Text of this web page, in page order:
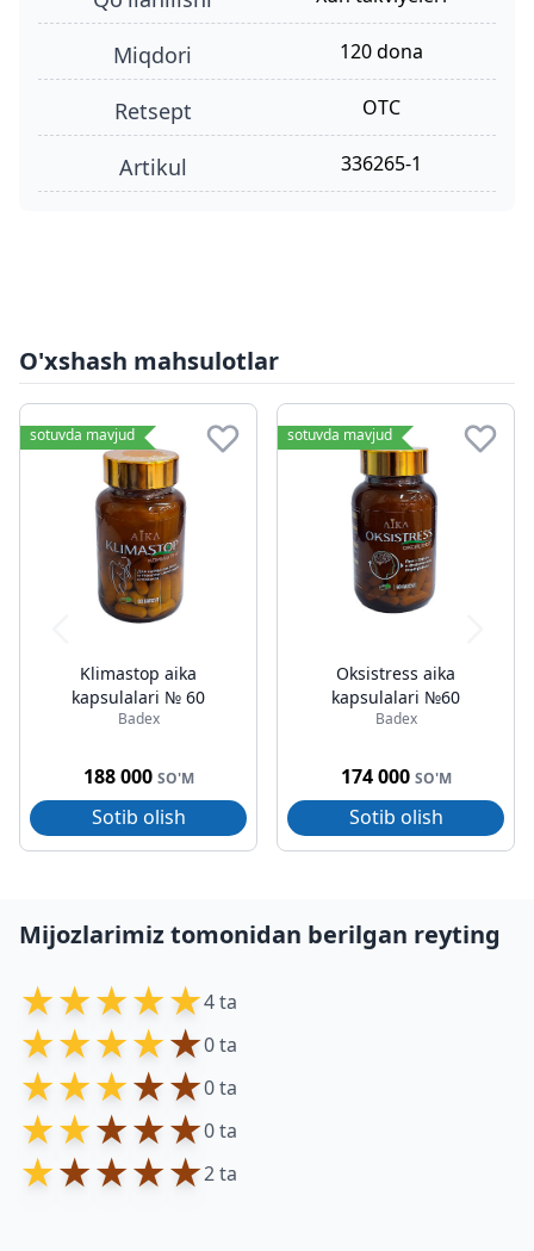
miqdori 120 dona
retsept OTC
Artikul 336265-1
O'xshash mahsulotlar
sotuvda mavjud
Klimastop aika
kapsulalari № 60
Badex
188 000 SO'M
Sotib olish
sotuvda mavjud
Oksistress aika
kapsulalari №60
Badex
174 000 SO'M
Sotib olish
Mijozlarimiz tomonidan berilgan reyting
★★★★★4 ta
★★★★★0 ta
★★★★★0 ta
★★★★★0 ta
★★★★★2 ta